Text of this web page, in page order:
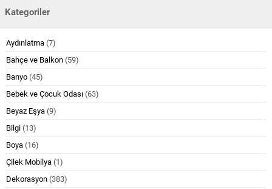
Kategoriler
Aydınlatma (7)
Bahçe ve Balkon (59)
Banyo (45)
Bebek ve Çocuk Odası (63)
Beyaz Eşya (9)
Bilgi (13)
Boya (16)
Çilek Mobilya (1)
Dekorasyon (383)